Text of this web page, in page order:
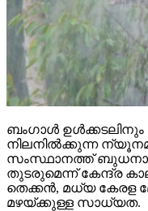
ബംഗാള്‍ ഉള്‍ക്കടലിനും
നിലനില്‍ക്കുന്ന
സംസ്ഥാനത്ത്
തുടരുമെന്ന് കേന്ദ്ര
തെക്കന്‍, മധ്യ
മഴയ്ക്കുള്ള സാധ്യത.